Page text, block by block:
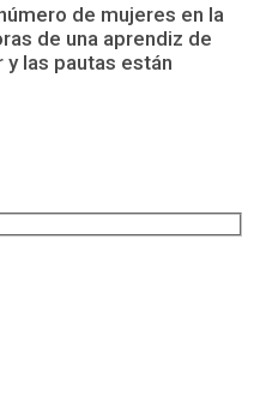
de mujeres en la
de una aprendiz de
y las pautas están